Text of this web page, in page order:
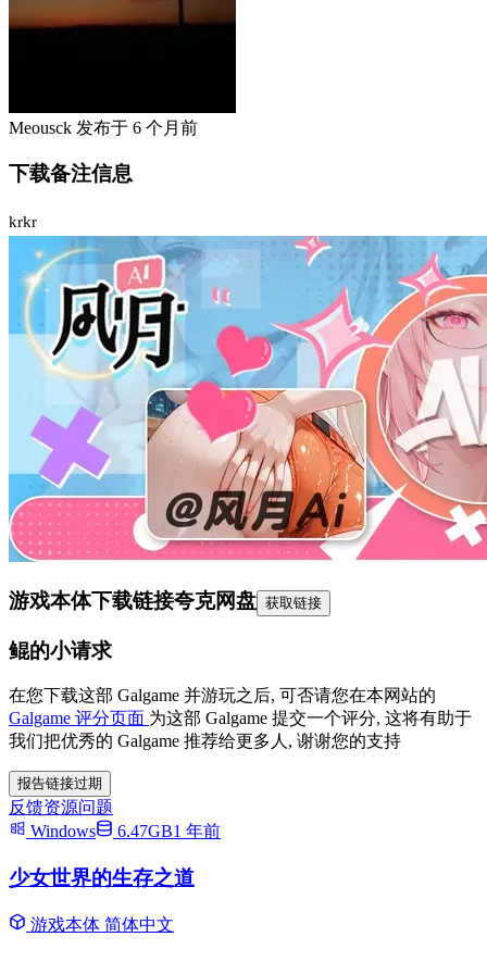
Meousck 发布于 6 个月前
下载备注信息
krkr
游戏本体下载链接夸克网盘 获取链接
鲲的小请求
在您下载这部 Galgame 并游玩之后, 可否请您在本网站的
Galgame 评分页面 为这部 Galgame 提交一个评分, 这将有助于
我们把优秀的 Galgame 推荐给更多人, 谢谢您的支持
报告链接过期
反馈资源问题
Windows
6.47GB1 年前
少女世界的生存之道
游戏本体 简体中文